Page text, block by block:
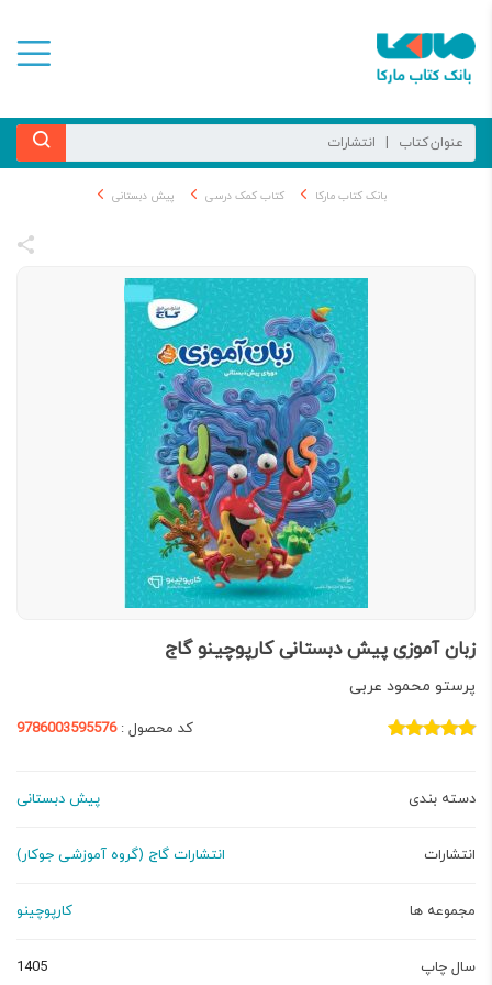
بانک کتاب مارکا کتاب کمک درسی پیش ‌دبستانی
زبان آموزی پیش دبستانی کارپوچینو گاج
پرستو محمود عربی
کد محصول :9786003595576
دسته بندی پیش ‌دبستانی
انتشارات انتشارات گاج (گروه آموزشی جوکار)
مجموعه ها کارپوچینو
سال چاپ 1405